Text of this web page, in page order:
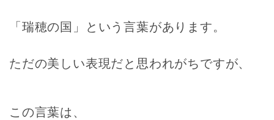
「瑞穂の国」という言葉があります。
ただの美しい表現だと思われがちですが、
この言葉は、